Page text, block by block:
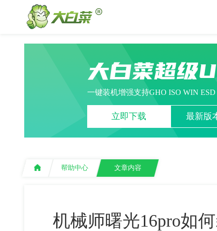
大白菜超级
一键装机增强支持GHO ISO WIN
立即下载 最新版
帮助中心 文章内容
机械师曙光16pro如